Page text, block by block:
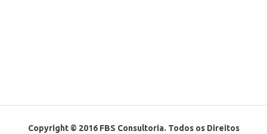
Copyright © 2016 FBS Consultoria. Todos os Direitos